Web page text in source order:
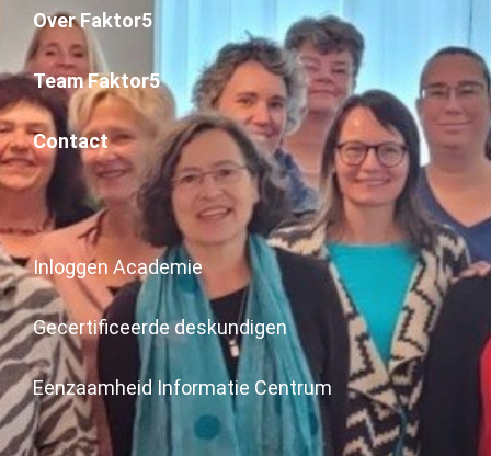
Over Faktor5
Team Faktor5
Contact
Inloggen Academie
Gecertificeerde deskundigen
Eenzaamheid Informatie Centrum